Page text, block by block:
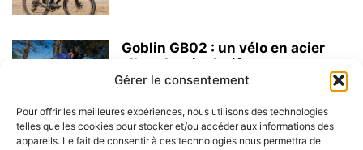
Gérer le consentement
Pour offrir les meilleures expériences, nous utilisons des technologies
telles que les cookies pour stocker et/ou accéder aux informations des
appareils. Le fait de consentir à ces technologies nous permettra de
Goblin GB02 : un vélo en acier
allroad et évolutif
GRAVEL Laurent Biger -
Origine Newton[e] GR :